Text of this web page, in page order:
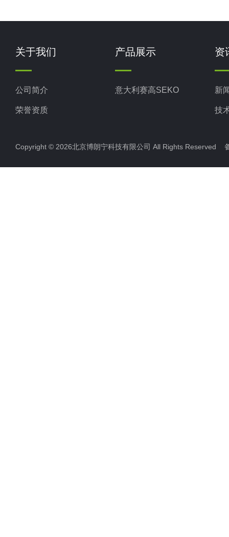
关于我们
公司简介
荣誉资质
产品展示
意大利赛高SEKO
资
新
技
Copyright © 2026北京博朗宁科技有限公司 All Rights Reserved